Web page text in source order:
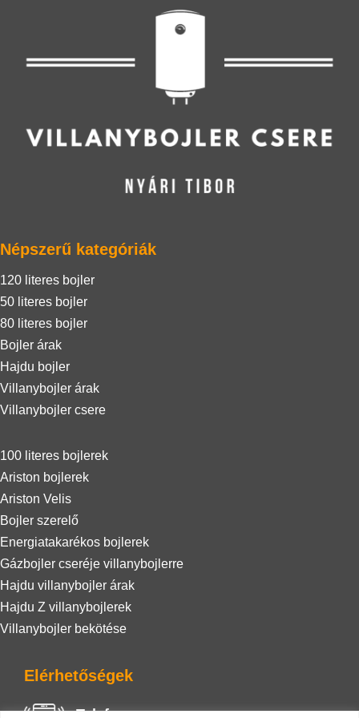
Népszerű kategóriák
120 literes bojler
50 literes bojler
80 literes bojler
Bojler árak
Hajdu bojler
Villanybojler árak
Villanybojler csere
100 literes bojlerek
Ariston bojlerek
Ariston Velis
Bojler szerelő
Energiatakarékos bojlerek
Gázbojler cseréje villanybojlerre
Hajdu villanybojler árak
Hajdu Z villanybojlerek
Villanybojler bekötése
Elérhetőségek
Telefon